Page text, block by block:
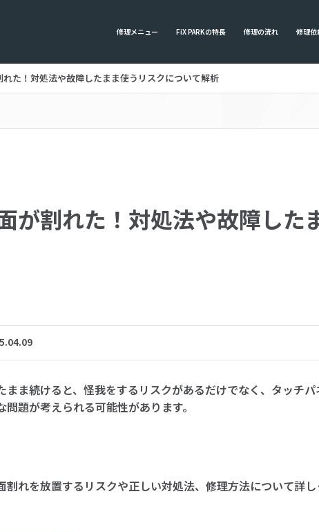
修理メニュー FiX PARKの特長 修理の流れ 修理依
た！対処法や故障したまま使うリスクについて解析
が割れた！対処法や故障した
まま続けると、怪我をするリスクがあるだけでなく、タッチ
題が考えられる可能性があります。
割れを放置するリスクや正しい対処法、修理方法について詳し